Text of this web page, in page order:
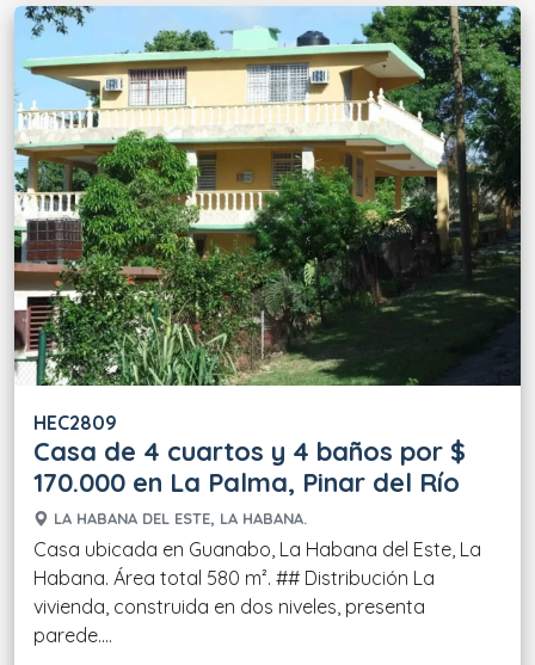
HEC2809
Casa de 4 cuartos y 4 baños por $
170.000 en La Palma, Pinar del Río
LA HABANA DEL ESTE, LA HABANA.
Casa ubicada en Guanabo, La Habana del Este, La
Habana. Área total 580 m². ## Distribución La
vivienda, construida en dos niveles, presenta
parede....